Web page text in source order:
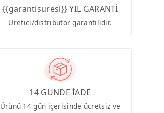
{{garantisuresi}} YIL GARANTİ
Üretici/distribütör garantilidir.
14 GÜNDE İADE
Ürünü 14 gün içerisinde ücretsiz ve